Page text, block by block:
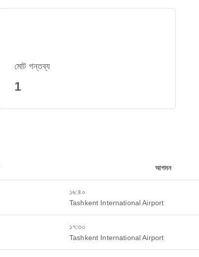
মোট গন্তব্য
1
আগমন
১৬:৪০
Tashkent International Airport
১৭:৩০
Tashkent International Airport